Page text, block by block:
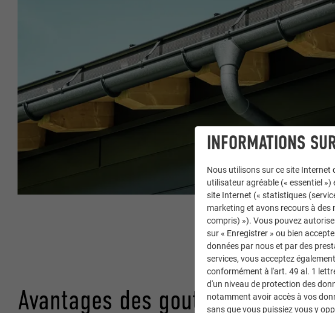
Avantages des gouttières PREFA
INFORMATIONS
Nous utilisons sur ce site Internet
utilisateur agréable (« essentiel
site Internet (« statistiques
marketing et avons recours à des
compris) »). Vous pouvez
sur « Enregistrer » ou bien
données par nous et par des
services, vous acceptez
conformément à l'art. 49 al. 1
d'un niveau de protection des
notamment avoir accès à vos
sans que vous puissiez vous y